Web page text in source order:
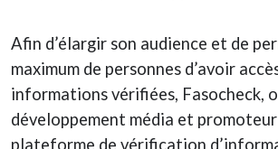
Afin d’élargir son audience et de
maximum de personnes d’avoir
informations vérifiées, Fasocheck,
développement média et
plateforme de vérification